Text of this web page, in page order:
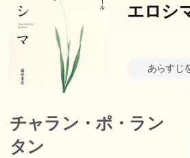
エロシ
あらすじ
原爆が炸裂した朝、一組の若い男女
ている。―文化混淆の街モントリオ
女性と黒人男性との同棲生活。人
鮮烈にスケッチする、俳句的ポエジ
続々と発表し、アカデミー・フラン
たハイチ出身のケベック在住作家に
チャラン・ポ・ラン
タン